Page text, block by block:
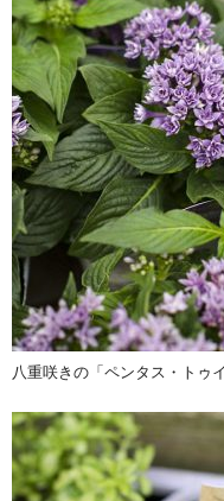
八重咲きの「ペンタス・トゥ